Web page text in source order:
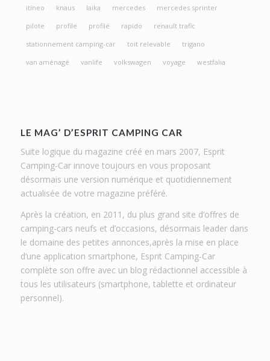
itineo
knaus laika mercedes
mercedes sprinter
pilote
profile profilé rapido
renault trafic
stationnement camping-car
toit relevable
trigano
van aménagé
vanlife volkswagen voyage westfalia
LE MAG’ D’ESPRIT CAMPING CAR
Suite logique du magazine créé en mars 2007, Esprit
Camping-Car innove toujours en vous proposant
désormais une version numérique et quotidiennement
actualisée de votre magazine préféré.
Après la création, en 2011, du plus grand site d’offres de
camping-cars neufs et d’occasions, désormais leader dans
le domaine des petites annonces,après la mise en place
d’une application smartphone, Esprit Camping-Car
complète son offre avec un blog rédactionnel accessible à
tous les utilisateurs (smartphone, tablette et ordinateur
personnel).